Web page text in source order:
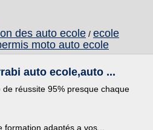
des auto ecole / ecole
moto auto ecole
auto ecole,auto ...
réussite 95% presque chaque
adaptés a vos...